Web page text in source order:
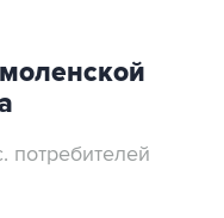
потребителей